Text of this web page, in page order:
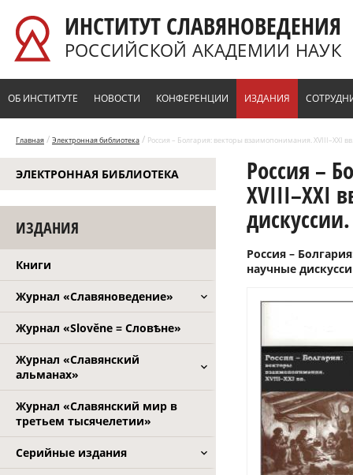
ИНСТИТУТ СЛАВЯНОВЕДЕНИЯ
РОССИЙСКОЙ АКАДЕМИИ НАУК
ОБ ИНСТИТУТЕ НОВОСТИ КОНФЕРЕНЦИИ ИЗДАНИЯ
Главная / Электронная библиотека / Россия – Болгария: векторы взаимопонимания. XVIII–XXI
ЭЛЕКТРОННАЯ БИБЛИОТЕКА
ИЗДАНИЯ
Книги
Журнал «Славяноведение»
Журнал «Slověne = Словѣне»
Журнал «Славянский
альманах»
Журнал «Славянский мир в
третьем тысячелетии»
Серийные издания
Россия –
XVIII–XXI
Россия –
научные